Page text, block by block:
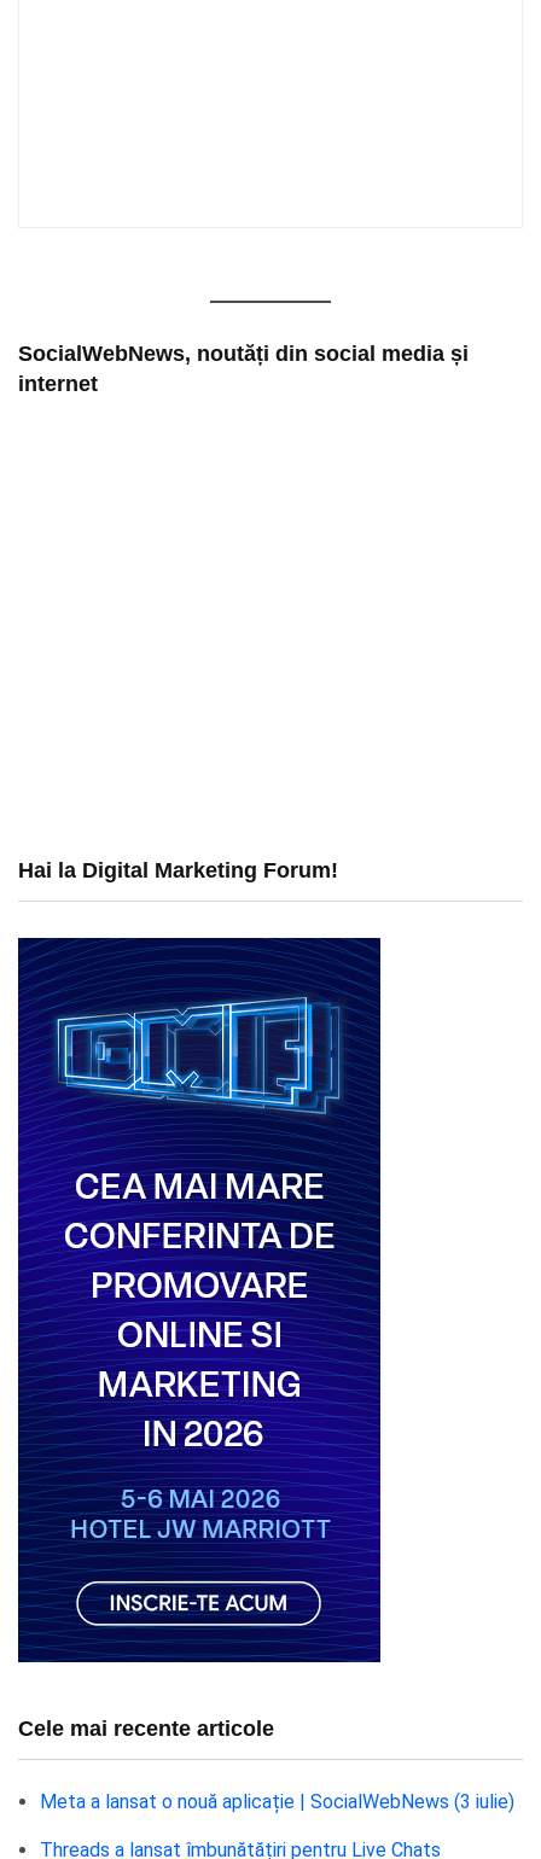
SocialWebNews, noutăți din social media și
internet
Hai la Digital Marketing Forum!
Cele mai recente articole
Meta a lansat o nouă aplicație | SocialWebNews (3 iulie)
Threads a lansat îmbunătățiri pentru Live Chats